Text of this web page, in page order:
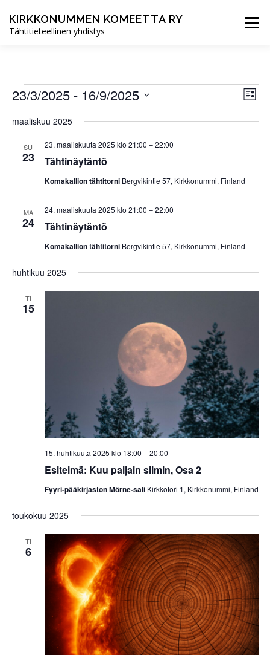
sisältöön
KIRKKONUMMEN KOMEETTA RY
Tähtitieteellinen yhdistys
Valikko
T
a
a
N
k
t
i
T
a
a
v
Lista
23/3/2025 - 16/9/2025
päivä.
maaliskuu 2025
SU
23 Tähtinäytäntö
23. maaliskuuta 2025 klo 21:00 –22:00
Komakallion tähtitorni Bergvikintie 57, Kirkkonummi, Finland
MA
24 Tähtinäytäntö
24. maaliskuuta 2025 klo 21:00 –22:00
Komakallion tähtitorni Bergvikintie 57, Kirkkonummi, Finland
huhtikuu 2025
TI
15
Esitelmä: Kuu paljain silmin, Osa 2
15. huhtikuuta 2025 klo 18:00 –20:00
Fyyri-pääkirjaston Mörne-sali Kirkkotori 1, Kirkkonummi, Finland
toukokuu 2025
TI
6